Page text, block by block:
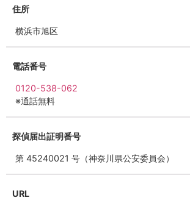
住所
横浜市旭区
電話番号
0120-538-062
※通話無料
探偵届出証明番号
第 45240021 号（神奈川県公安委員会）
URL